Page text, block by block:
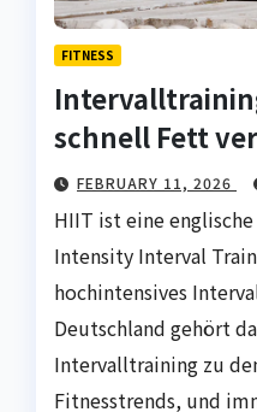
FITNESS
schnell Fett
FEBRUARY 11, 2026
HIIT ist eine
Intensity Interval
hochintensives
Deutschland gehört
Intervalltraining zu
Fitnesstrends, und